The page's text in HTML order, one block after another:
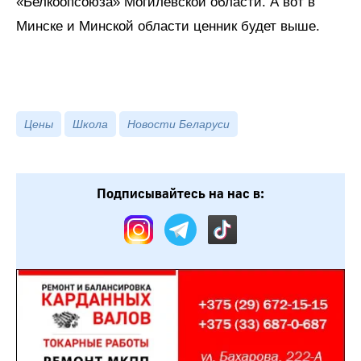
Минске и Минской области ценник будет выше.
Цены Школа Новости Беларуси
Подписывайтесь на нас в: